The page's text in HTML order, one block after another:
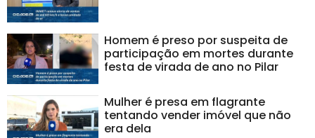
Homem é preso por suspeita de
participação em mortes durante
festa de virada de ano no Pilar
Mulher é presa em flagrante
tentando vender imóvel que não
era dela